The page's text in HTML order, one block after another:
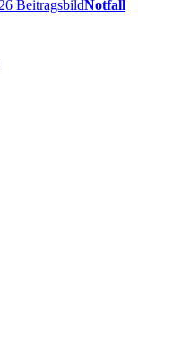
Notfall